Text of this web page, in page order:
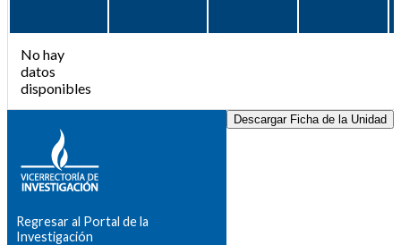
No hay
datos
disponibles
Descargar Ficha de la Unidad
Regresar al Portal de la
Investigación